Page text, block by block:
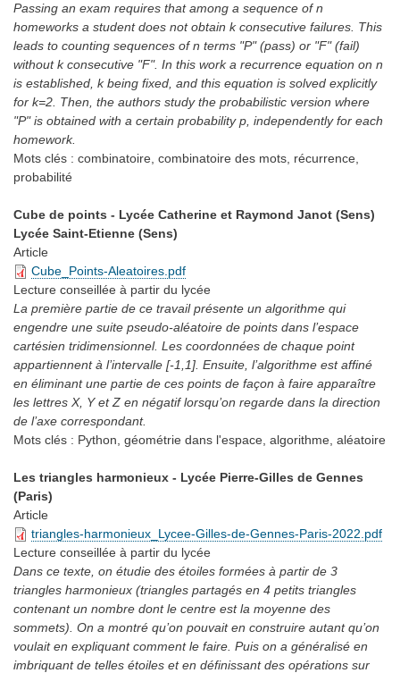
Passing an exam requires that among a sequence of n
homeworks a student does not obtain k consecutive failures. This
leads to counting sequences of n terms "P" (pass) or "F" (fail)
without k consecutive "F". In this work a recurrence equation on n
is established, k being fixed, and this equation is solved explicitly
for k=2. Then, the authors study the probabilistic version where
"P" is obtained with a certain probability p, independently for each
homework.
Mots clés : combinatoire, combinatoire des mots, récurrence,
probabilité
Cube de points - Lycée Catherine et Raymond Janot (Sens)
Lycée Saint-Etienne (Sens)
Article
Cube_Points-Aleatoires.pdf
Lecture conseillée à partir du lycée
La première partie de ce travail présente un algorithme qui
engendre une suite pseudo-aléatoire de points dans l’espace
cartésien tridimensionnel. Les coordonnées de chaque point
appartiennent à l’intervalle [-1,1]. Ensuite, l’algorithme est affiné
en éliminant une partie de ces points de façon à faire apparaître
les lettres X, Y et Z en négatif lorsqu’on regarde dans la direction
de l’axe correspondant.
Mots clés : Python, géométrie dans l'espace, algorithme, aléatoire
Les triangles harmonieux - Lycée Pierre-Gilles de Gennes
(Paris)
Article
triangles-harmonieux_Lycee-Gilles-de-Gennes-Paris-2022.pdf
Lecture conseillée à partir du lycée
Dans ce texte, on étudie des étoiles formées à partir de 3
triangles harmonieux (triangles partagés en 4 petits triangles
contenant un nombre dont le centre est la moyenne des
sommets). On a montré qu’on pouvait en construire autant qu’on
voulait en expliquant comment le faire. Puis on a généralisé en
imbriquant de telles étoiles et en définissant des opérations sur